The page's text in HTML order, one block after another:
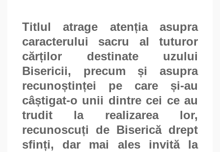
Titlul atrage atenția asupra
caracterului sacru al tuturor
cărților destinate uzului
Bisericii, precum și asupra
recunoștinței pe care și-au
câștigat-o unii dintre cei ce au
trudit la realizarea lor,
recunoscuți de Biserică drept
sfinți, dar mai ales invită la